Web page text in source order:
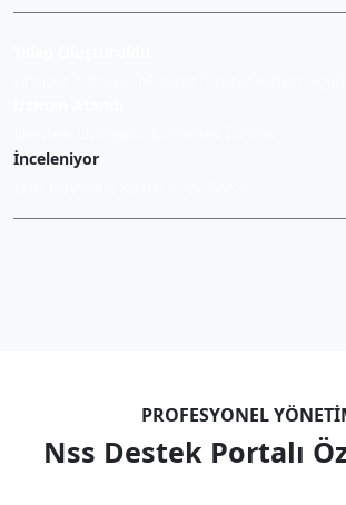
İnceleniyor
PROFESYONEL
Nss Destek Portalı